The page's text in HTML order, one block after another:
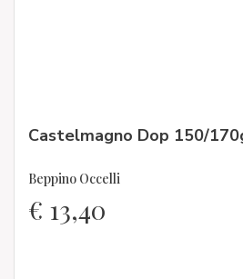
Castelmagno Dop 150/
Beppino Occelli
€ 13,40